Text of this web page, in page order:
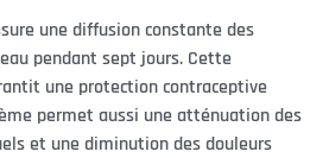
une diffusion constante des
pendant sept jours. Cette
une protection contraceptive
permet aussi une atténuation des
et une diminution des douleurs